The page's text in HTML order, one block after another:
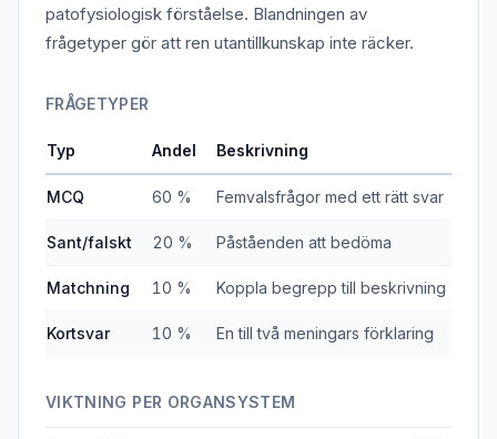
patofysiologisk förståelse. Blandningen av
frågetyper gör att ren utantillkunskap inte räcker.
FRÅGETYPER
Typ Andel Beskrivning
MCQ 60 % Femvalsfrågor med ett rätt svar
Sant/falskt 20 % Påståenden att bedöma
Matchning 10 % Koppla begrepp till beskrivning
Kortsvar 10 % En till två meningars förklaring
VIKTNING PER ORGANSYSTEM